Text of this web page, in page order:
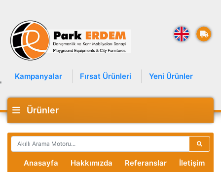
Kampanyalar Fırsat Ürünleri Yeni Ürünler
'
Ürünler
Anasayfa Hakkımızda Referanslar İletişim